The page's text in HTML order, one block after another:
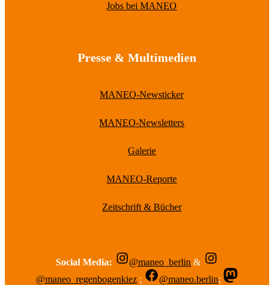
Jobs bei MANEO
Presse & Multimedien
MANEO-Newsticker
MANEO-Newsletters
Galerie
MANEO-Reporte
Zeitschrift & Bücher
Social Media: @maneo_berlin &
@maneo_regenbogenkiez ; @maneo.berlin;